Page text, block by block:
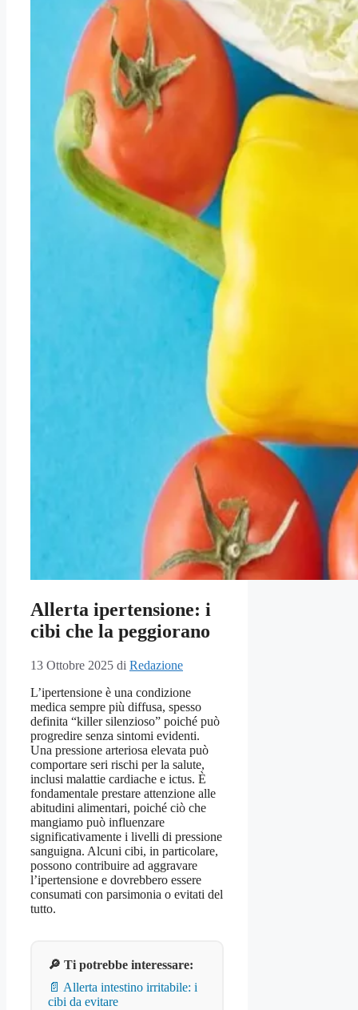
Allerta ipertensione: i
cibi che la peggiorano
13 Ottobre 2025 di Redazione
L’ipertensione è una condizione
medica sempre più diffusa, spesso
definita “killer silenzioso” poiché può
progredire senza sintomi evidenti.
Una pressione arteriosa elevata può
comportare seri rischi per la salute,
inclusi malattie cardiache e ictus. È
fondamentale prestare attenzione alle
abitudini alimentari, poiché ciò che
mangiamo può influenzare
significativamente i livelli di pressione
sanguigna. Alcuni cibi, in particolare,
possono contribuire ad aggravare
l’ipertensione e dovrebbero essere
consumati con parsimonia o evitati del
tutto.
🔎 Ti potrebbe interessare:
📄 Allerta intestino irritabile: i
cibi da evitare